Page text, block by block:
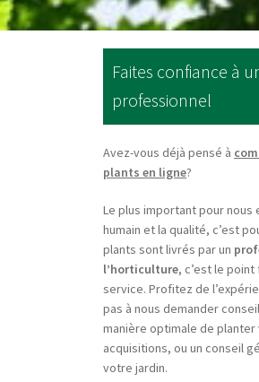
Faites confiance à
professionnel
Avez-vous déjà pensé à
plants en ligne?
Le plus important pour nous
humain et la qualité, c’est
plants sont livrés par un
l’horticulture, c’est le
service. Profitez de
pas à nous demander
manière optimale de planter
acquisitions, ou un conseil
votre jardin.